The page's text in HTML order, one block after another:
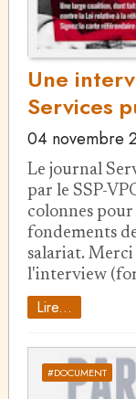
Une
Services
04 novembre
Le journal
par le SSP-
colonnes
fondements
salariat.
l'interview
Lire...
#DOCUMENT